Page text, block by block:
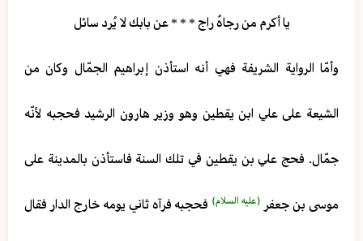
يا أكرم من رجاهُ راج * * * عن بابك لا يُرد سائل
وأمّا الرواية الشريفة فهي أنه استأذن إبراهيم الجمّال وكان من
الشيعة على علي ابن يقطين وهو وزير هارون الرشيد فحجبه لأنّه
جمّال. فحج علي بن يقطين في تلك السنة فاستأذن بالمدينة على
موسى بن جعفر (عليه السلام) فحجبه فرآه ثاني يومه خارج الدار فقال